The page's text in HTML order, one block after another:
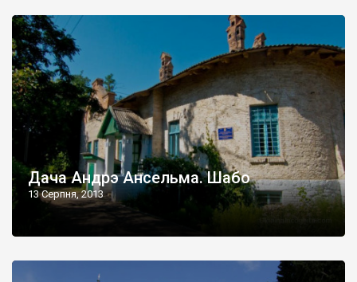
Дача Андрэ Ансельма. Шабо
13 Серпня, 2013